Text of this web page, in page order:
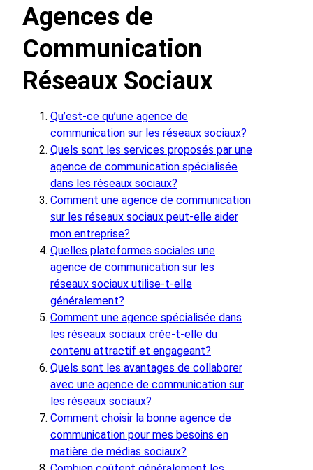
Agences de
Communication
Réseaux Sociaux
Qu’est-ce qu’une agence de
communication sur les réseaux sociaux?
Quels sont les services proposés par une
agence de communication spécialisée
dans les réseaux sociaux?
Comment une agence de communication
sur les réseaux sociaux peut-elle aider
mon entreprise?
Quelles plateformes sociales une
agence de communication sur les
réseaux sociaux utilise-t-elle
généralement?
Comment une agence spécialisée dans
les réseaux sociaux crée-t-elle du
contenu attractif et engageant?
Quels sont les avantages de collaborer
avec une agence de communication sur
les réseaux sociaux?
Comment choisir la bonne agence de
communication pour mes besoins en
matière de médias sociaux?